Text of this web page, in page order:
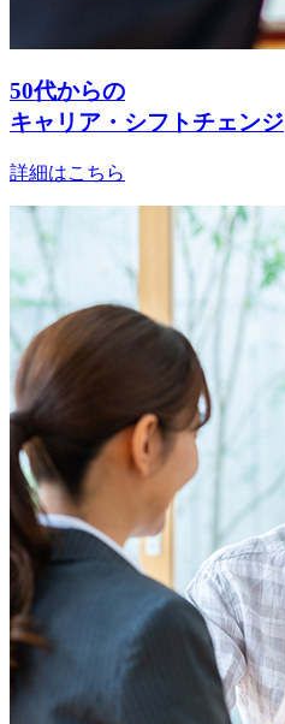
50代からの
キャリア・シフトチェンジ
詳細はこちら